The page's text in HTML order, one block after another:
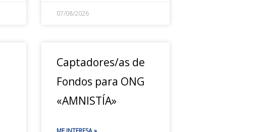
07/08/2026
Captadores/as de
Fondos para ONG
«AMNISTÍA»